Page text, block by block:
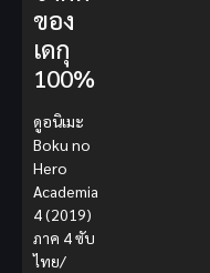
ของ
เดกุ
100%
ดูอนิเมะ
Boku no
Hero
Academia
4 (2019)
ภาค 4 ซับ
ไทย/